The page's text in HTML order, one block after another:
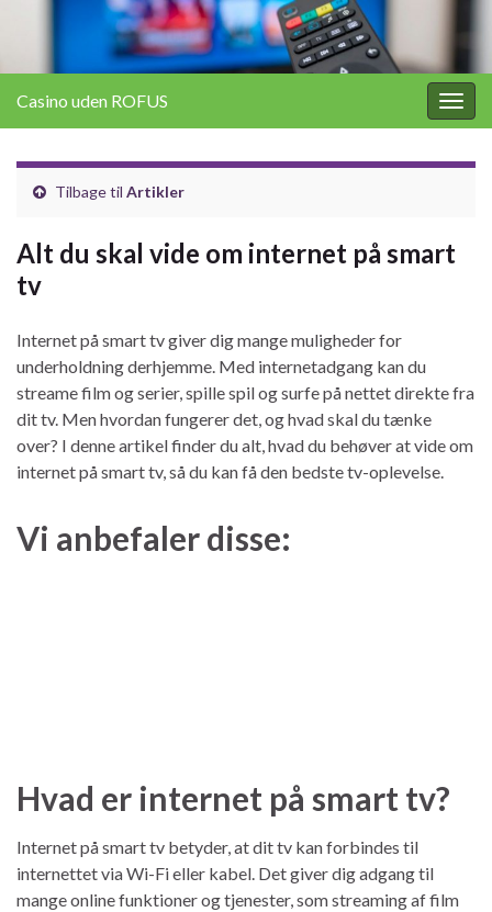
Casino uden ROFUS
Tilbage til Artikler
Alt du skal vide om internet på smart
tv
Internet på smart tv giver dig mange muligheder for
underholdning derhjemme. Med internetadgang kan du
streame film og serier, spille spil og surfe på nettet direkte fra
dit tv. Men hvordan fungerer det, og hvad skal du tænke
over? I denne artikel finder du alt, hvad du behøver at vide om
internet på smart tv, så du kan få den bedste tv-oplevelse.
Vi anbefaler disse:
Hvad er internet på smart tv?
Internet på smart tv betyder, at dit tv kan forbindes til
internettet via Wi-Fi eller kabel. Det giver dig adgang til
mange online funktioner og tjenester, som streaming af film